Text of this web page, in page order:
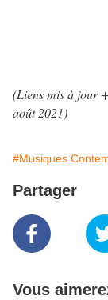
(Liens mis à jour
août 2021)
#Musiques
Partager
Vous